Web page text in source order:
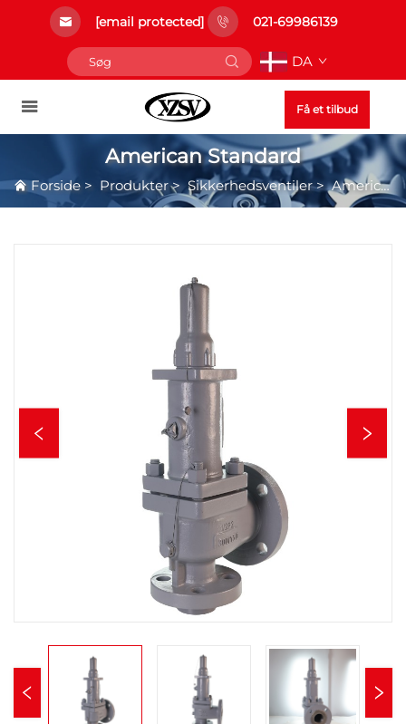
[email protected] 021-69986139
DA
Få et tilbud
American Standard
Forside > Produkter>Sikkerhedsventiler>American Standard